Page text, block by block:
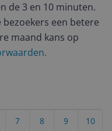
de 3 en 10 minuten.
een betere
maand kans op
10
9
8
7